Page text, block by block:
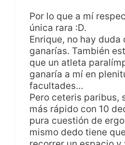
Por lo que a mí
única rara :D.
Enrique, no hay duda
ganarías. También
que un atleta
ganaría a mí en
facultades…
Pero ceteris paribus,
más rápido con 10
pura cuestión de
mismo dedo tiene